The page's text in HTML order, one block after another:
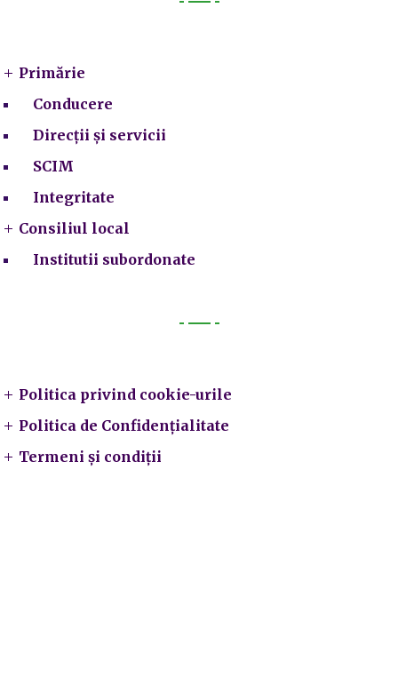
Primărie
Conducere
Direcții și servicii
SCIM
Integritate
Consiliul local
Institutii subordonate
Politica privind cookie-urile
Politica de Confidențialitate
Termeni și condiții